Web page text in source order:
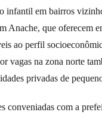
infantil em bairros
Anache, que oferecem
ao perfil
vagas na zona norte
privadas de
conveniadas com a